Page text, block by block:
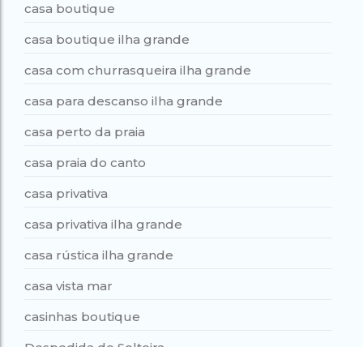
casa boutique
casa boutique ilha grande
casa com churrasqueira ilha grande
casa para descanso ilha grande
casa perto da praia
casa praia do canto
casa privativa
casa privativa ilha grande
casa rústica ilha grande
casa vista mar
casinhas boutique